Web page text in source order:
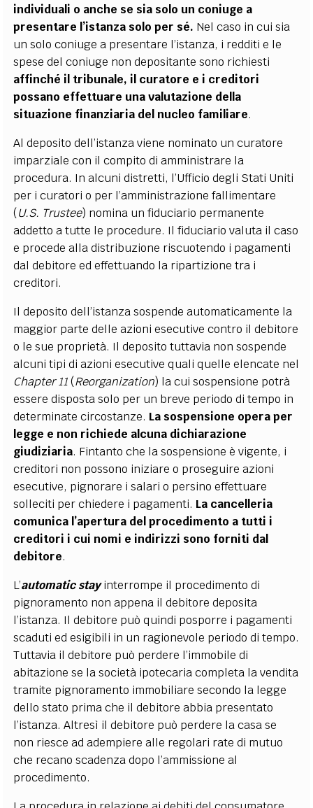
individuali o anche se sia solo un coniuge a
presentare l’istanza solo per sé. Nel caso in cui sia
un solo coniuge a presentare l’istanza, i redditi e le
spese del coniuge non depositante sono richiesti
affinché il tribunale, il curatore e i creditori
possano effettuare una valutazione della
situazione finanziaria del nucleo familiare.
Al deposito dell’istanza viene nominato un curatore
imparziale con il compito di amministrare la
procedura. In alcuni distretti, l’Ufficio degli Stati Uniti
per i curatori o per l’amministrazione fallimentare
(U.S. Trustee) nomina un fiduciario permanente
addetto a tutte le procedure. Il fiduciario valuta il caso
e procede alla distribuzione riscuotendo i pagamenti
dal debitore ed effettuando la ripartizione tra i
creditori.
Il deposito dell’istanza sospende automaticamente la
maggior parte delle azioni esecutive contro il debitore
o le sue proprietà. Il deposito tuttavia non sospende
alcuni tipi di azioni esecutive quali quelle elencate nel
Chapter 11(Reorganization) la cui sospensione potrà
essere disposta solo per un breve periodo di tempo in
determinate circostanze. La sospensione opera per
legge e non richiede alcuna dichiarazione
giudiziaria. Fintanto che la sospensione è vigente, i
creditori non possono iniziare o proseguire azioni
esecutive, pignorare i salari o persino effettuare
solleciti per chiedere i pagamenti. La cancelleria
comunica l’apertura del procedimento a tutti i
creditori i cui nomi e indirizzi sono forniti dal
debitore.
L’automatic stayinterrompe il procedimento di
pignoramento non appena il debitore deposita
l’istanza. Il debitore può quindi posporre i pagamenti
scaduti ed esigibili in un ragionevole periodo di tempo.
Tuttavia il debitore può perdere l’immobile di
abitazione se la società ipotecaria completa la vendita
tramite pignoramento immobiliare secondo la legge
dello stato prima che il debitore abbia presentato
l’istanza. Altresì il debitore può perdere la casa se
non riesce ad adempiere alle regolari rate di mutuo
che recano scadenza dopo l’ammissione al
procedimento.